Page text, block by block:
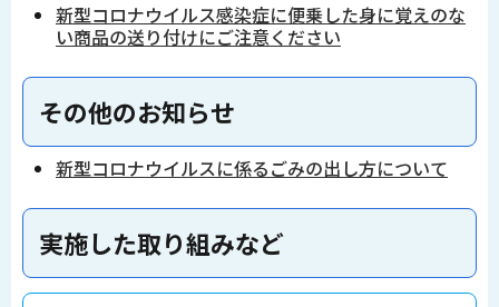
新型コロナウイルス感染症に便乗した身に覚えのな
い商品の送り付けにご注意ください
その他のお知らせ
新型コロナウイルスに係るごみの出し方について
実施した取り組みなど